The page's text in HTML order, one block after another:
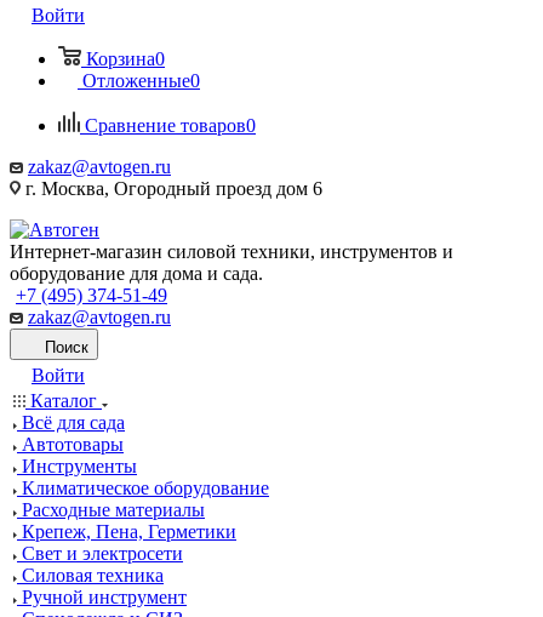
Войти
Корзина0
Отложенные0
Сравнение товаров0
zakaz@avtogen.ru
г. Москва, Огородный проезд дом 6
Интернет-магазин силовой техники, инструментов и
оборудование для дома и сада.
+7 (495) 374-51-49
zakaz@avtogen.ru
Поиск
Войти
Каталог
Всё для сада
Автотовары
Инструменты
Климатическое оборудование
Расходные материалы
Крепеж, Пена, Герметики
Свет и электросети
Силовая техника
Ручной инструмент